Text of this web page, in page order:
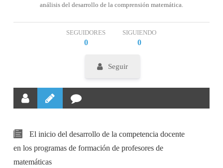
análisis del desarrollo de la comprensión matemática.
SEGUIDORES
0
SIGUIENDO
0
Seguir
El inicio del desarrollo de la competencia docente
en los programas de formación de profesores de
matemáticas